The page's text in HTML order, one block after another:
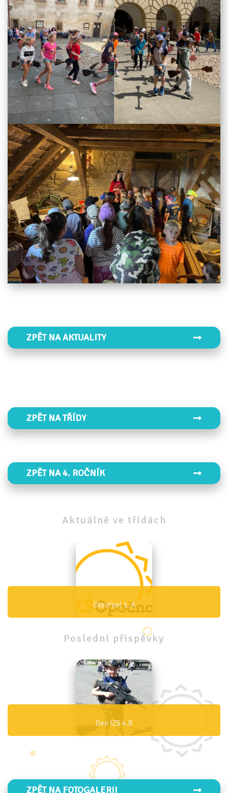
ZPĚT NA AKTUALITY
ZPĚT NA TŘÍDY
ZPĚT NA 4. ROČNÍK
Aktuálně ve třídách
Otevření 1. A
Poslední příspěvky
Den IZS 4.B
ZPĚT NA FOTOGALERII